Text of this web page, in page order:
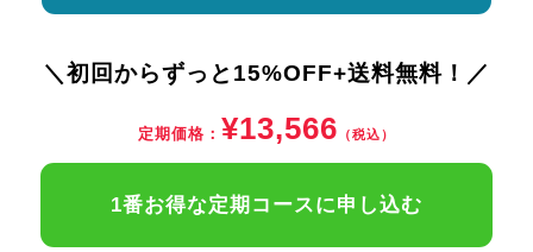
＼初回からずっと15%OFF+送料無料！／
定期価格： ¥13,566 （税込）
1番お得な定期コースに申し込む